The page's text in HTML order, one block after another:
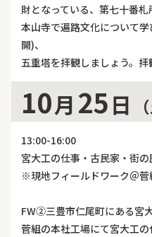
財となっている、第七十番札
本山寺で遍路文化について
開)、
五重塔を拝観しましょう。拝
10月 25日
13:00-16:00
宮大工の仕事・古民家・街
※現地フィールドワーク＠菅
FW②三豊市仁尾町にある宮
菅組の本社工場にて宮大工